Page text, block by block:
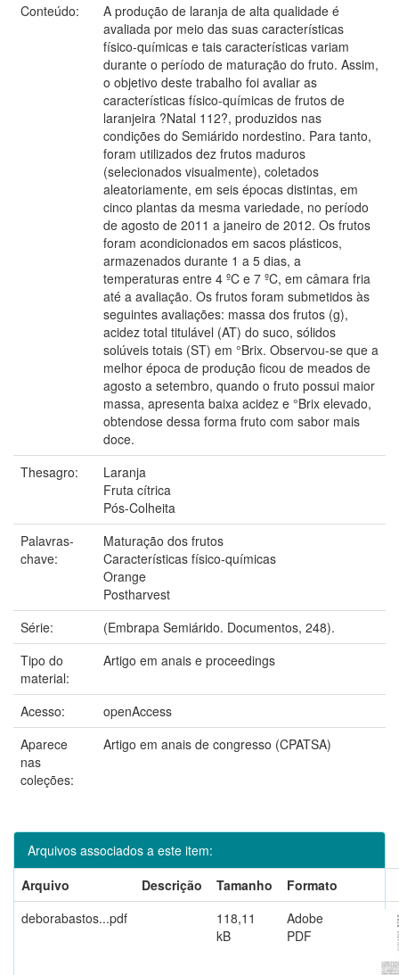
Conteúdo:
A produção de laranja de alta qualidade é
avaliada por meio das suas características
físico-químicas e tais características variam
durante o período de maturação do fruto. Assim,
o objetivo deste trabalho foi avaliar as
características físico-químicas de frutos de
laranjeira ?Natal 112?, produzidos nas
condições do Semiárido nordestino. Para tanto,
foram utilizados dez frutos maduros
(selecionados visualmente), coletados
aleatoriamente, em seis épocas distintas, em
cinco plantas da mesma variedade, no período
de agosto de 2011 a janeiro de 2012. Os frutos
foram acondicionados em sacos plásticos,
armazenados durante 1 a 5 dias, a
temperaturas entre 4 ºC e 7 ºC, em câmara fria
até a avaliação. Os frutos foram submetidos às
seguintes avaliações: massa dos frutos (g),
acidez total titulável (AT) do suco, sólidos
solúveis totais (ST) em °Brix. Observou-se que a
melhor época de produção ficou de meados de
agosto a setembro, quando o fruto possui maior
massa, apresenta baixa acidez e °Brix elevado,
obtendose dessa forma fruto com sabor mais
doce.
Thesagro:
Laranja
Fruta cítrica
Pós-Colheita
Palavras-
chave:
Maturação dos frutos
Características físico-químicas
Orange
Postharvest
Série:
(Embrapa Semiárido. Documentos, 248).
Tipo do
material:
Artigo em anais e proceedings
Acesso:
openAccess
Aparece
nas
coleções:
Artigo em anais de congresso (CPATSA)
Arquivos associados a este item:
Arquivo
Descrição Tamanho
Formato
deborabastos...pdf
118,11
kB
Adobe
PDF